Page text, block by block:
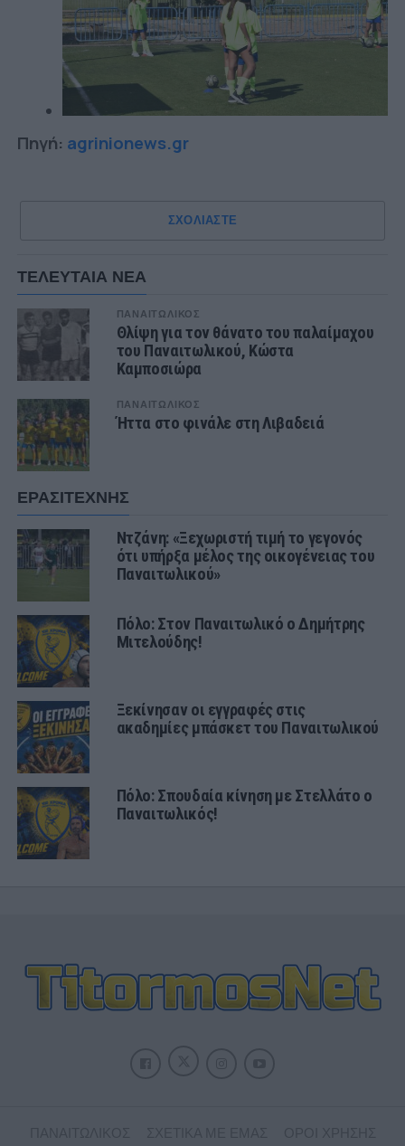
Πηγή: agrinionews.gr
ΣΧΟΛΙΑΣΤΕ
ΤΕΛΕΥΤΑΙΑ ΝΕΑ
ΠΑΝΑΙΤΩΛΙΚΟΣ
Θλίψη για τον θάνατο του παλαίμαχου
του Παναιτωλικού, Κώστα
Καμποσιώρα
ΠΑΝΑΙΤΩΛΙΚΟΣ
Ήττα στο φινάλε στη Λιβαδειά
ΕΡΑΣΙΤΕΧΝΗΣ
Ντζάνη: «Ξεχωριστή τιμή το γεγονός
ότι υπήρξα μέλος της οικογένειας του
Παναιτωλικού»
Πόλο: Στον Παναιτωλικό ο Δημήτρης
Μιτελούδης!
Ξεκίνησαν οι εγγραφές στις
ακαδημίες μπάσκετ του Παναιτωλικού
Πόλο: Σπουδαία κίνηση με Στελλάτο ο
Παναιτωλικός!